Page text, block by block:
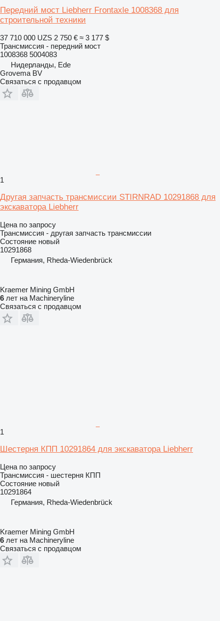
Передний мост Liebherr Frontaxle 1008368 для
строительной техники
37 710 000 UZS 2 750 € ≈ 3 177 $
Трансмиссия - передний мост
1008368 5004083
Нидерланды, Ede
Grovema BV
Связаться с продавцом
1
Другая запчасть трансмиссии STIRNRAD 10291868 для
экскаватора Liebherr
Цена по запросу
Трансмиссия - другая запчасть трансмиссии
Состояние новый
10291868
Германия, Rheda-Wiedenbrück
Kraemer Mining GmbH
6 лет на Machineryline
Связаться с продавцом
1
Шестерня КПП 10291864 для экскаватора Liebherr
Цена по запросу
Трансмиссия - шестерня КПП
Состояние новый
10291864
Германия, Rheda-Wiedenbrück
Kraemer Mining GmbH
6 лет на Machineryline
Связаться с продавцом